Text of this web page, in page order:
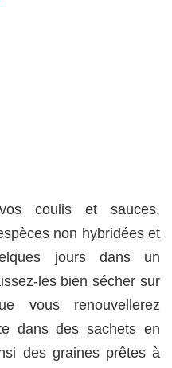
coulis et sauces,
non hybridées et
jours dans un
les bien sécher sur
vous renouvellerez
dans des sachets en
des graines prêtes à